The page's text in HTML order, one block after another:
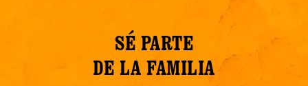
SÉ PARTE
DE LA FAMILIA